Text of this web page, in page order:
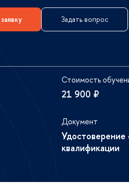
Задать вопрос
Стоимость
21 900 ₽
Документ
квалификации